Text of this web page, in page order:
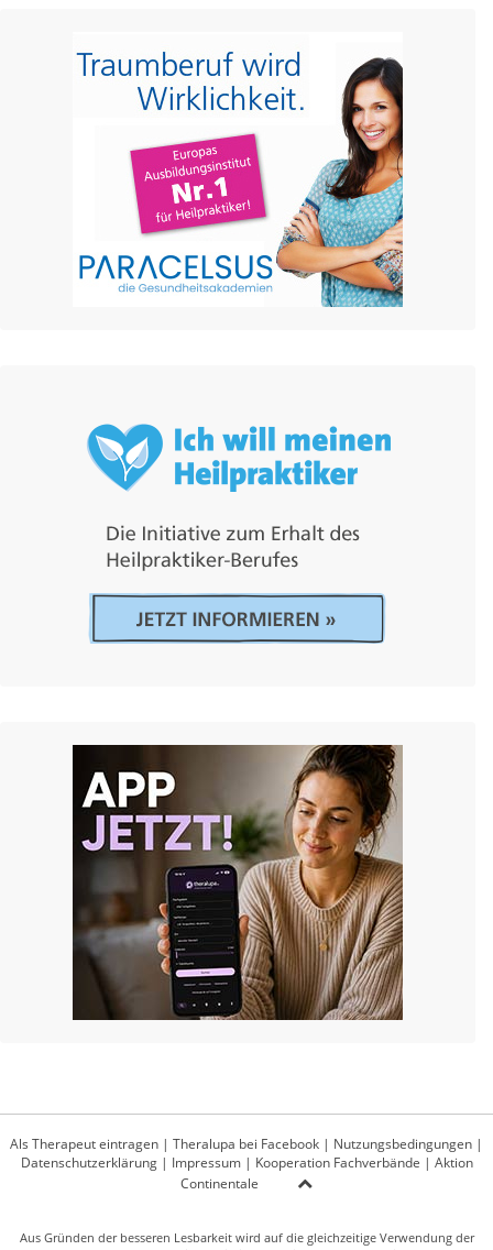
Als Therapeut eintragen | Theralupa bei Facebook | Nutzungsbedingungen |
Datenschutzerklärung| Impressum| Kooperation Fachverbände | Aktion
Continentale
Aus Gründen der besseren Lesbarkeit wird auf die gleichzeitige Verwendung der